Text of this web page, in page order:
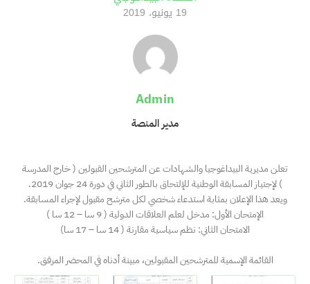
19 يونيو، 2019
Admin
مدير المنصة
تعلن مديرية البيداغوجيا والشهادات عن المترشحين القبولين ( خارج المدرسة
) لإجتياز المسابقة الوطنية للإلتحاق بالطور الثاني في دورة 24 جوان 2019.
ويعد هذا الإعلان بمثابة استدعاء شخصي لكل مترشح مقبول لإجراء المسابقة.
الإمتحان الأول: مدخل لعلم العلاقات الدولية ( 9 سا – 12 سا )
الامتحان الثاني: نظم سياسية مقارنة ( 14 سا – 17 سا)
القائمة الإسمية للمترشحين المقبولين، مبينة أدناه في المحضر المرفق.